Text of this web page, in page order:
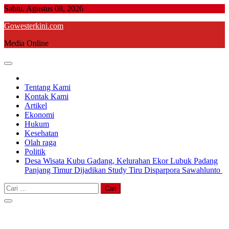
Skip
content
Sabtu, Agustus 08, 2026
Gowesterkini.com
Media Online
Tentang Kami
Kontak Kami
Artikel
Ekonomi
Hukum
Kesehatan
Olah raga
Politik
Desa Wisata Kubu Gadang, Kelurahan Ekor Lubuk Padang
Panjang Timur Dijadikan Study Tiru Disparpora Sawahlunto
Cari
untuk: